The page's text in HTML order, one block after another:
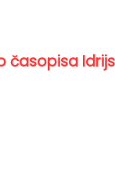
časopisa